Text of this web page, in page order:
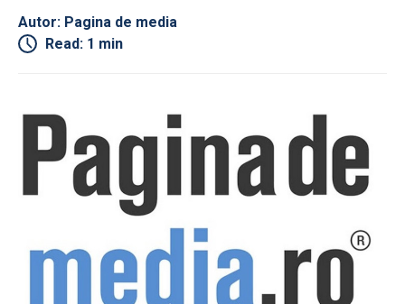
Autor: Pagina de media
Read: 1 min